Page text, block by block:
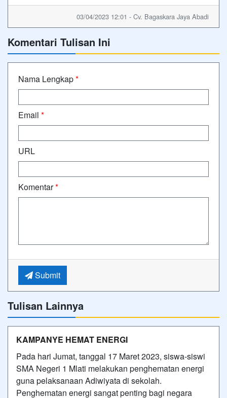
03/04/2023 12:01 - Cv. Bagaskara Jaya Abadi
Komentari Tulisan Ini
Nama Lengkap*
Email *
URL
Komentar*
Submit
Tulisan Lainnya
KAMPANYE HEMAT ENERGI
Pada hari Jumat, tanggal 17 Maret 2023, siswa-siswi
SMA Negeri 1 Mlati melakukan penghematan energi
guna pelaksanaan Adiwiyata di sekolah.
Penghematan energi sangat penting bagi negara